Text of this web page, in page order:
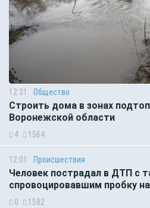
12:31 Общество
Строить дома в зонах
Воронежской области
4 1564
12:01 Происшествия
Человек пострадал в ДТП с
спровоцировавшим пробку
0 1582